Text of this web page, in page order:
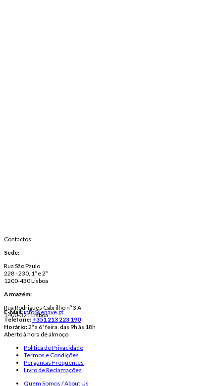
Contactos
Sede:
Rua São Paulo
228 - 230, 1º e 2º
1200-430 Lisboa
Armazém:
Rua Rodrigues Cabrilho nº 3 A
1400-321 Lisboa
E-Mail:info@lenave.pt
Telefone:+351 213 223 190
Horário:2ª a 6ª feira, das 9h às 18h
Aberto à hora de almoço
Política de Privacidade
Termos e Condições
Perguntas Frequentes
Livro de Reclamações
Quem Somos / About Us